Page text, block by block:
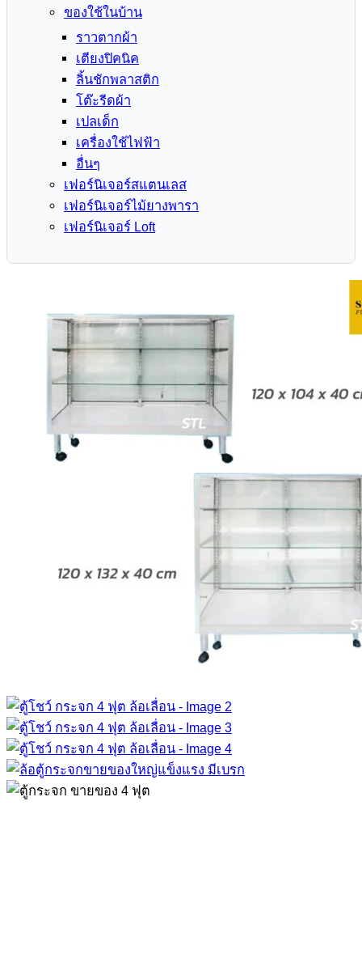
ของใช้ในบ้าน
ราวตากผ้า
เตียงปิคนิค
ลิ้นชักพลาสติก
โต๊ะรีดผ้า
เปลเด็ก
เครื่องใช้ไฟฟ้า
อื่นๆ
เฟอร์นิเจอร์สแตนเลส
เฟอร์นิเจอร์ไม้ยางพารา
เฟอร์นิเจอร์ Loft